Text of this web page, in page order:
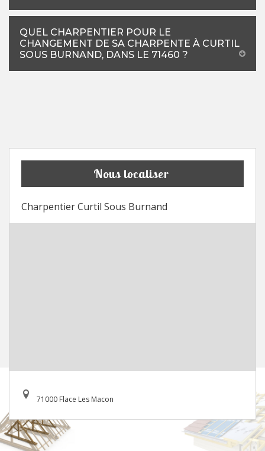
QUEL CHARPENTIER POUR LE
CHANGEMENT DE SA CHARPENTE À CURTIL
SOUS BURNAND, DANS LE 71460 ?
Nous localiser
Charpentier Curtil Sous Burnand
71000 Flace Les Macon